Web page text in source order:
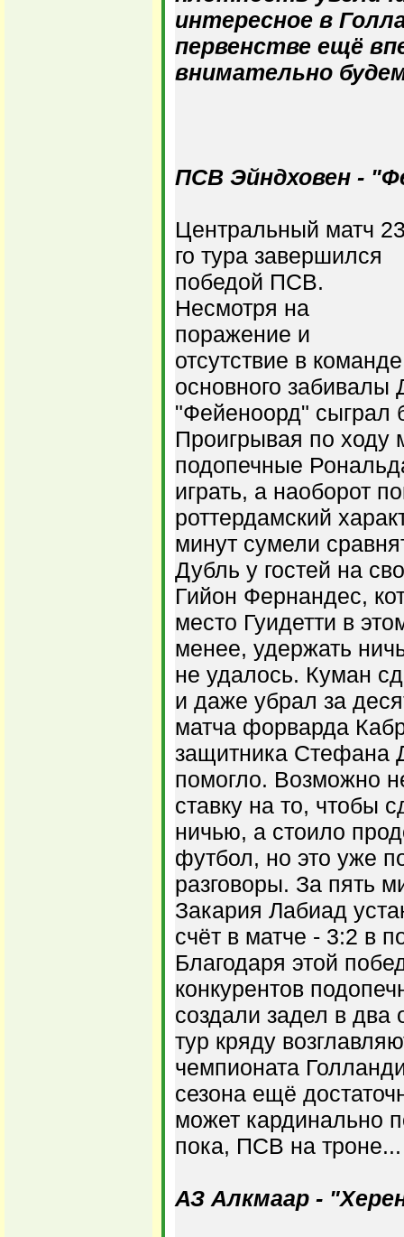
интересное в
первенстве ещё
внимательно
ПСВ Эйндховен -
Центральный матч
го тура завершился
победой ПСВ.
Несмотря на
поражение и
отсутствие в команде
основного забивалы
"Фейеноорд" сыграл
Проигрывая по ходу
подопечные
играть, а наоборот
роттердамский
минут сумели
Дубль у гостей на
Гийон Фернандес,
место Гуидетти в
менее, удержать
не удалось. Куман
и даже убрал за
матча форварда
защитника Стефана
помогло. Возможно
ставку на то, чтобы
ничью, а стоило
футбол, но это уже
разговоры. За пять
Закария Лабиад
счёт в матче - 3:2 в
Благодаря этой
конкурентов
создали задел в два
тур кряду
чемпионата
сезона ещё
может кардинально
пока, ПСВ на
АЗ Алкмаар -